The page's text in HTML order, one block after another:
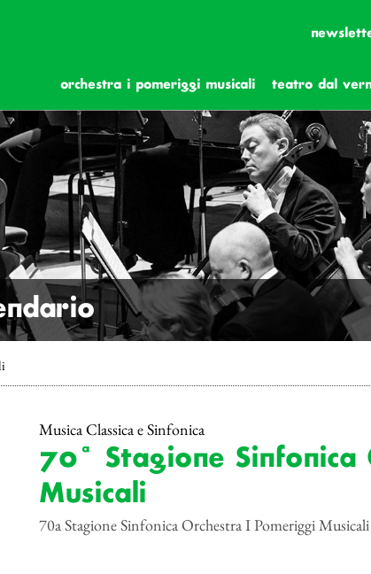
orchestra i pomeriggi musicali teatro dal
Musica Classica e Sinfonica
70ª Stagione
Musicali
70a Stagione Sinfonica Orchestra I Pomeriggi Musicali